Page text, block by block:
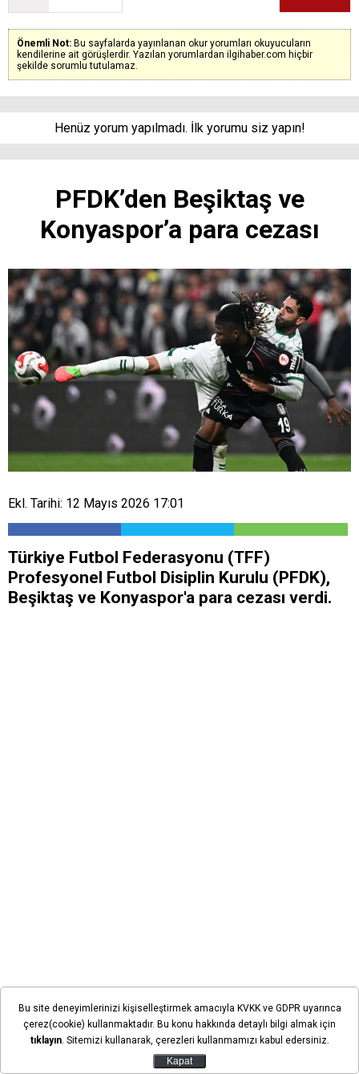
Önemli Not: Bu sayfalarda yayınlanan okur yorumları okuyucuların
kendilerine ait görüşlerdir. Yazılan yorumlardan ilgihaber.com hiçbir
şekilde sorumlu tutulamaz.
Henüz yorum yapılmadı. İlk yorumu siz yapın!
PFDK’den Beşiktaş ve
Konyaspor’a para cezası
Ekl. Tarihi: 12 Mayıs 2026 17:01
Türkiye Futbol Federasyonu (TFF)
Profesyonel Futbol Disiplin Kurulu (PFDK),
Beşiktaş ve Konyaspor'a para cezası verdi.
Kupası'nda oynanan maçta taraftarının neden olduğu
saha olayları sebebiyle iki takıma da 220'şer bin lira
Bu site deneyimlerinizi kişiselleştirmek amacıyla KVKK ve GDPR uyarınca
çerez(cookie) kullanmaktadır. Bu konu hakkında detaylı bilgi almak için
tıklayın. Sitemizi kullanarak, çerezleri kullanmamızı kabul edersiniz.
Kapat